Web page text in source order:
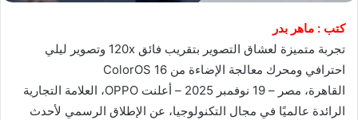
كتب : ماهر بدر
تجربة متميزة لعشاق التصوير بتقريب فائق 120x وتصوير ليلي
احترافي ومحرك معالجة الإضاءة من ColorOS 16
القاهرة، مصر – 19 نوفمبر 2025 – أعلنت OPPO، العلامة التجارية
الرائدة عالميًا في مجال التكنولوجيا، عن الإطلاق الرسمي لأحدث